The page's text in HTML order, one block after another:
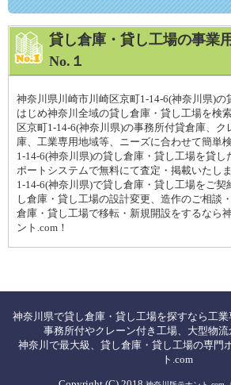
貸し倉庫・貸し工場の事業
No.１
神奈川県川崎市川崎区京町1-14-6(神奈川県)の
はじめ神奈川全域の貸し倉庫・貸し工場を検
区京町1-14-6(神奈川県)の事務所付貸倉庫、ク
庫、工業専用地域等、ニーズに合わせて簡単
1-14-6(神奈川県)の貸し倉庫・貸し工場を貸し
ポートシステムで無料にて査定・掲載いたし
1-14-6(神奈川県)で貸し倉庫・貸し工場をご
し倉庫・貸し工場の設計変更、造作のご相談
倉庫・貸し工場で移転・新規開設をするなら
ント.com！
神奈川県で貸し倉庫・貸し工場を探すなら工業
事務所付やクレーン付き工場、大型物流
神奈川で最大級、貸し倉庫・貸し工場の専門
ト.com